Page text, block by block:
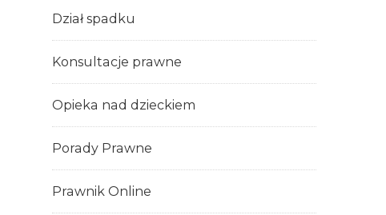
Dział spadku
Konsultacje prawne
Opieka nad dzieckiem
Porady Prawne
Prawnik Online